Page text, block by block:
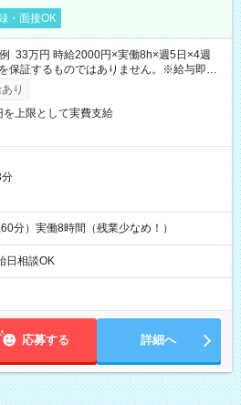
・面接OK
33万円 時給2000円×実働8h×週5日×4週
保証するものではありません。※給与即受
（利用条件有）
り
を上限として実費支給
分）実働8時間（残業少なめ！）
相談OK
応募する 詳細へ